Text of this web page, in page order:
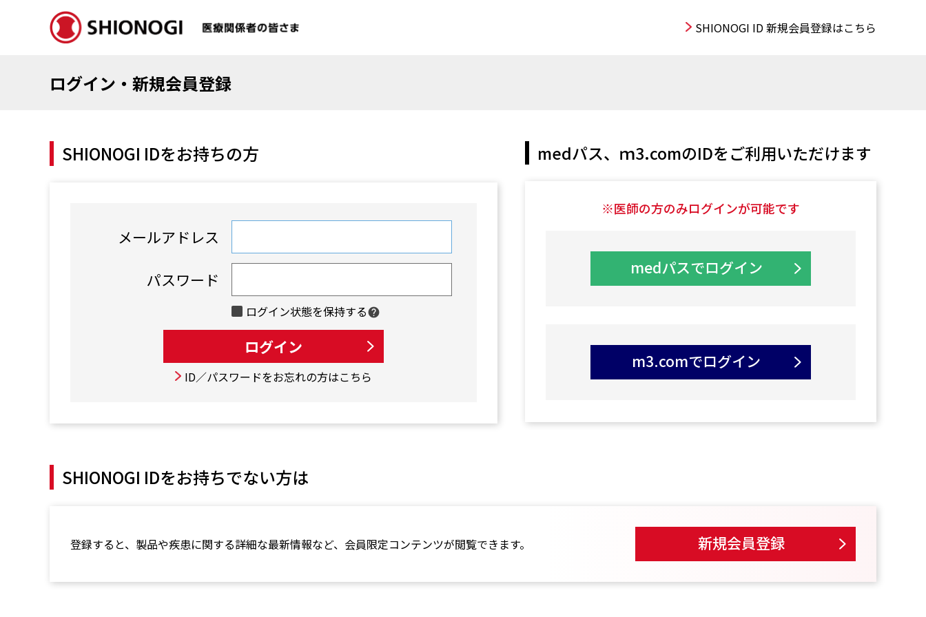
SHIONOGI ID 新規会員登録はこちら
ログイン・新規会員登録
SHIONOGI IDをお持ちの方
メールアドレス
パスワード
ログイン状態を保持する
ID／パスワードをお忘れの方はこちら
medパス、ｍ3.comのIDをご利用いただけます
※医師の方のみログインが可能です
medパスでログイン
m3.comでログイン
SHIONOGI IDをお持ちでない方は
登録すると、製品や疾患に関する詳細な最新情報など、会員限定コンテンツが閲覧できます。 新規会員登録